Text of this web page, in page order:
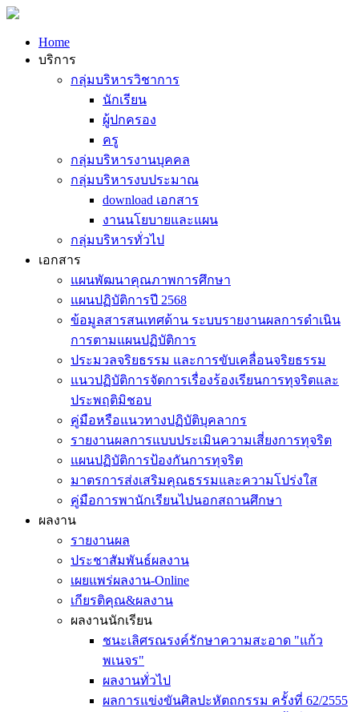
Home
บริการ
กลุ่มบริหารวิชาการ
นักเรียน
ผู้ปกครอง
ครู
กลุ่มบริหารงานบุคคล
กลุ่มบริหารงบประมาณ
download เอกสาร
งานนโยบายและแผน
กลุ่มบริหารทั่วไป
เอกสาร
แผนพัฒนาคุณภาพการศึกษา
แผนปฏิบัติการปี 2568
ข้อมูลสารสนเทศด้าน ระบบรายงานผลการดำเนิน
การตามแผนปฏิบัติการ
ประมวลจริยธรรม และการขับเคลื่อนจริยธรรม
แนวปฏิบัติการจัดการเรื่องร้องเรียนการทุจริตและ
ประพฤติมิชอบ
คู่มือหรือแนวทางปฏิบัติบุคลากร
รายงานผลการแบบประเมินความเสี่ยงการทุจริต
แผนปฏิบัติการป้องกันการทุจริต
มาตรการส่งเสริมคุณธรรมและความโปร่งใส
คู่มือการพานักเรียนไปนอกสถานศึกษา
ผลงาน
รายงานผล
ประชาสัมพันธ์ผลงาน
เผยแพร่ผลงาน-Online
เกียรติคุณ&ผลงาน
ผลงานนักเรียน
ชนะเลิศรณรงค์รักษาความสะอาด "แก้ว
พเนจร"
ผลงานทั่วไป
ผลการแข่งขันศิลปะหัตถกรรม ครั้งที่ 62/2555